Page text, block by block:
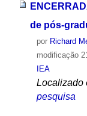
de pós-
por Richard
modificação
IEA
Localizado
pesquisa